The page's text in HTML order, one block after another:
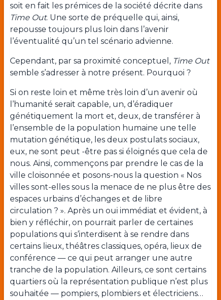
soit en fait les prémices de la société décrite dans
Time Out. Une sorte de préquelle qui, ainsi,
repousse toujours plus loin dans l’avenir
l’éventualité qu’un tel scénario advienne.
Cependant, par sa proximité conceptuel, Time Out
semble s’adresser à notre présent. Pourquoi ?
Si on reste loin et même très loin d’un avenir où
l’humanité serait capable, un, d’éradiquer
génétiquement la mort et, deux, de transférer à
l’ensemble de la population humaine une telle
mutation génétique, les deux postulats sociaux,
eux, ne sont peut -être pas si éloignés que cela de
nous. Ainsi, commençons par prendre le cas de la
ville cloisonnée et posons-nous la question « Nos
villes sont-elles sous la menace de ne plus être des
espaces urbains d’échanges et de libre
circulation ? ». Après un oui immédiat et évident, à
bien y réfléchir, on pourrait parler de certaines
populations qui s’interdisent à se rendre dans
certains lieux, théâtres classiques, opéra, lieux de
conférence — ce qui peut arranger une autre
tranche de la population. Ailleurs, ce sont certains
quartiers où la représentation publique n’est plus
souhaitée — pompiers, plombiers et électriciens…